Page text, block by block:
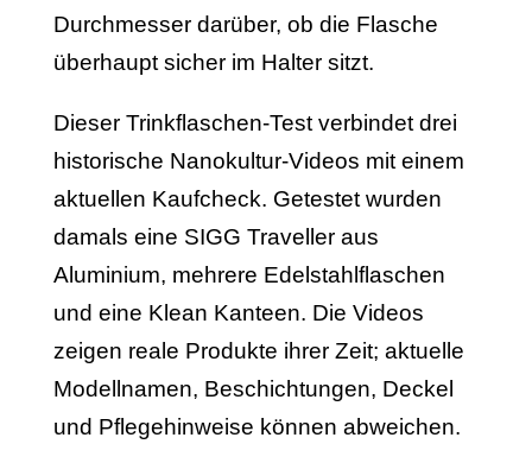
Durchmesser darüber, ob die Flasche
überhaupt sicher im Halter sitzt.
Dieser Trinkflaschen-Test verbindet drei
historische Nanokultur-Videos mit einem
aktuellen Kaufcheck. Getestet wurden
damals eine SIGG Traveller aus
Aluminium, mehrere Edelstahlflaschen
und eine Klean Kanteen. Die Videos
zeigen reale Produkte ihrer Zeit; aktuelle
Modellnamen, Beschichtungen, Deckel
und Pflegehinweise können abweichen.